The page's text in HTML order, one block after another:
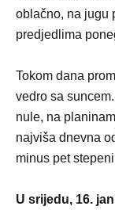
oblačno, na jugu
predjedlima
Tokom dana
vedro sa
nule, na
najviša dnevna
minus pet
U srijedu, 16.